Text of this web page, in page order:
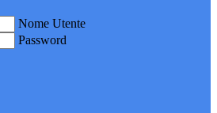
Nome Utente
Password